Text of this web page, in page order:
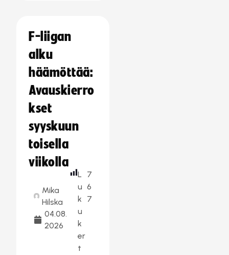
F-liigan
alku
häämöttää:
Avauskierro
kset
syyskuun
toisella
viikolla
Mika
Hilska
04.08.
2026
L
u
k
u
k
er
t
7
6
7